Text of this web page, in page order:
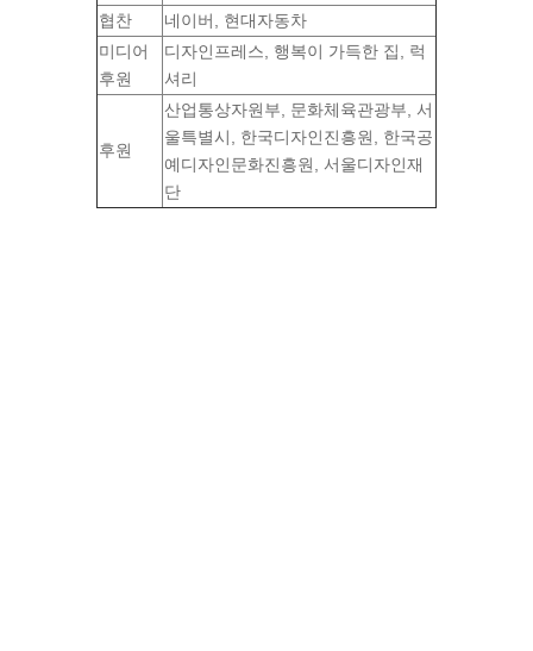
협찬
네이버, 현대자동차
미디어
후원
디자인프레스, 행복이 가득한 집, 럭
셔리
후원
산업통상자원부, 문화체육관광부, 서
울특별시, 한국디자인진흥원, 한국공
예디자인문화진흥원, 서울디자인재
단